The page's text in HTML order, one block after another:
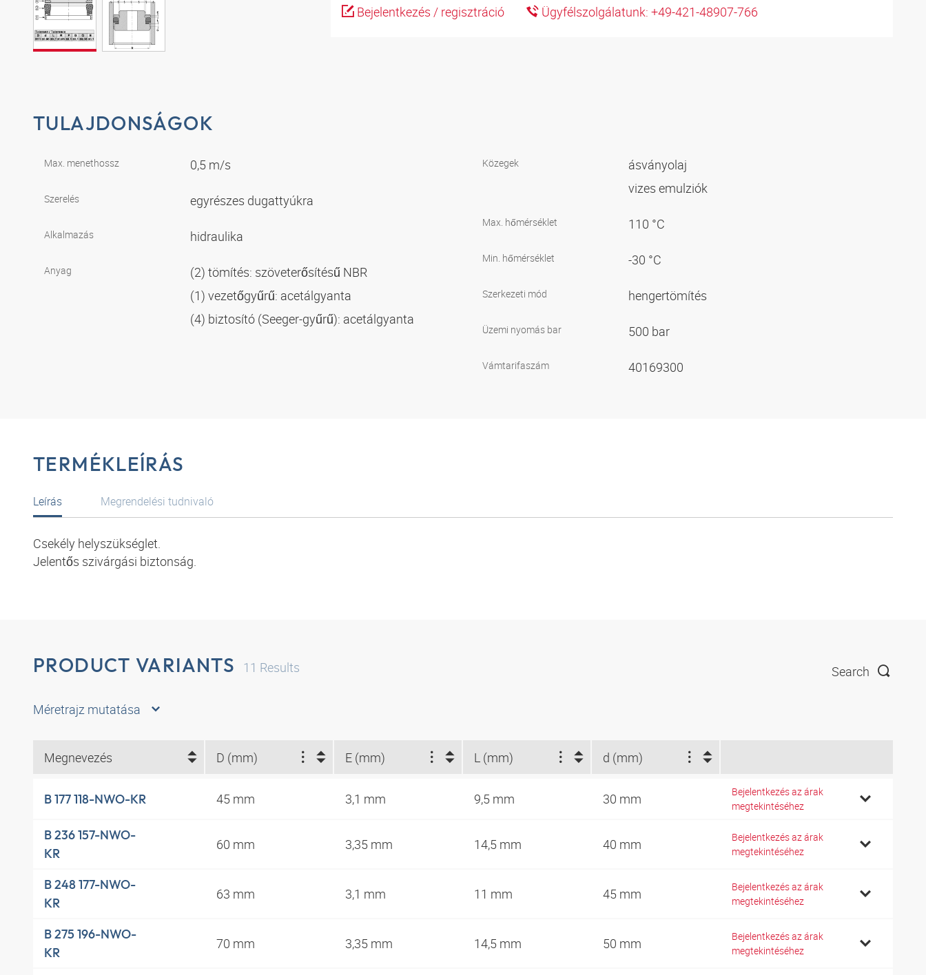
Bejelentkezés / regisztráció
Ügyfélszolgálatunk: +49-421-48907-766
TULAJDONSÁGOK
Max. menethossz 0,5 m/s
Szerelés egyrészes dugattyúkra
Alkalmazás hidraulika
Anyag
(2) tömítés: szöveterősítésű NBR
(1) vezetőgyűrű: acetálgyanta
(4) biztosító (Seeger-gyűrű): acetálgyanta
Közegek
ásványolaj
vizes emulziók
Max. hőmérséklet 110 °C
Min. hőmérséklet -30 °C
Szerkezeti mód hengertömítés
Üzemi nyomás bar 500 bar
Vámtarifaszám 40169300
TERMÉKLEÍRÁS
Leírás
Csekély helyszükséglet.
Jelentős szivárgási biztonság.
Megrendelési tudnivaló
PRODUCT VARIANTS 11 Results Search
Méretrajz mutatása
Megnevezés D (mm) E (mm) L (mm) d (mm)
B 177 118-NWO-KR 45 mm 3,1 mm 9,5 mm 30 mm
Bejelentkezés az árak
megtekintéséhez
B 236 157-NWO-
KR
60 mm 3,35 mm 14,5 mm 40 mm
Bejelentkezés az árak
megtekintéséhez
B 248 177-NWO-
KR
63 mm 3,1 mm 11 mm 45 mm
Bejelentkezés az árak
megtekintéséhez
B 275 196-NWO-
KR
70 mm 3,35 mm 14,5 mm 50 mm
Bejelentkezés az árak
megtekintéséhez